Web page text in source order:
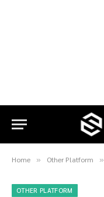
Home » Other Platform »
OTHER PLATFORM